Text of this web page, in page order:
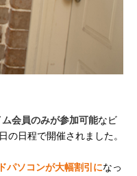
会員のみが参加可能なビ
の日程で開催されました。
パソコンが大幅割引になっ